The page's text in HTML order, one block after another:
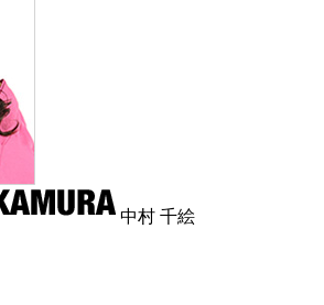
中村 千絵